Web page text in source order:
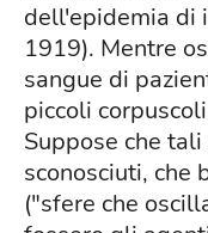
dell'epidemia di
1919). Mentre
sangue di
piccoli
Suppose che
sconosciuti, che
("sfere che